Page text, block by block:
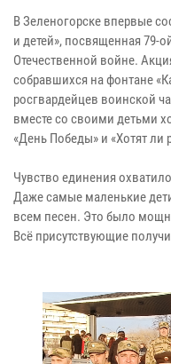
В Зеленогорске впервые
и детей», посвященная 79-
Отечественной войне.
собравшихся на фонтане
росгвардейцев воинской
вместе со своими детьми
«День Победы» и «Хотят ли
Чувство единения
Даже самые маленькие
всем песен. Это было
Всё присутствующие